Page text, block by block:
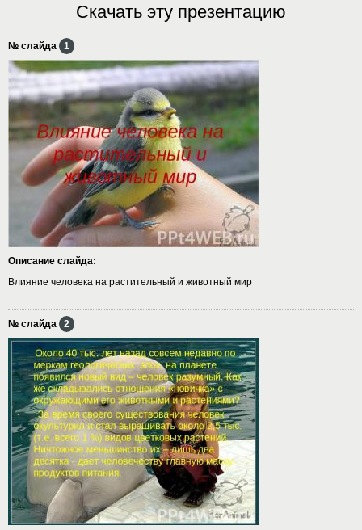
Скачать эту презентацию
№ слайда 1
Описание слайда:
Влияние человека на растительный и животный мир
№ слайда 2